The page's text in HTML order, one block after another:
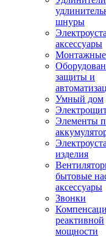
шнуры
аксессуары
Монтажные
защиты и
Умный дом
Элементы
изделия
бытовые
аксессуары
Звонки
реактивной
мощности